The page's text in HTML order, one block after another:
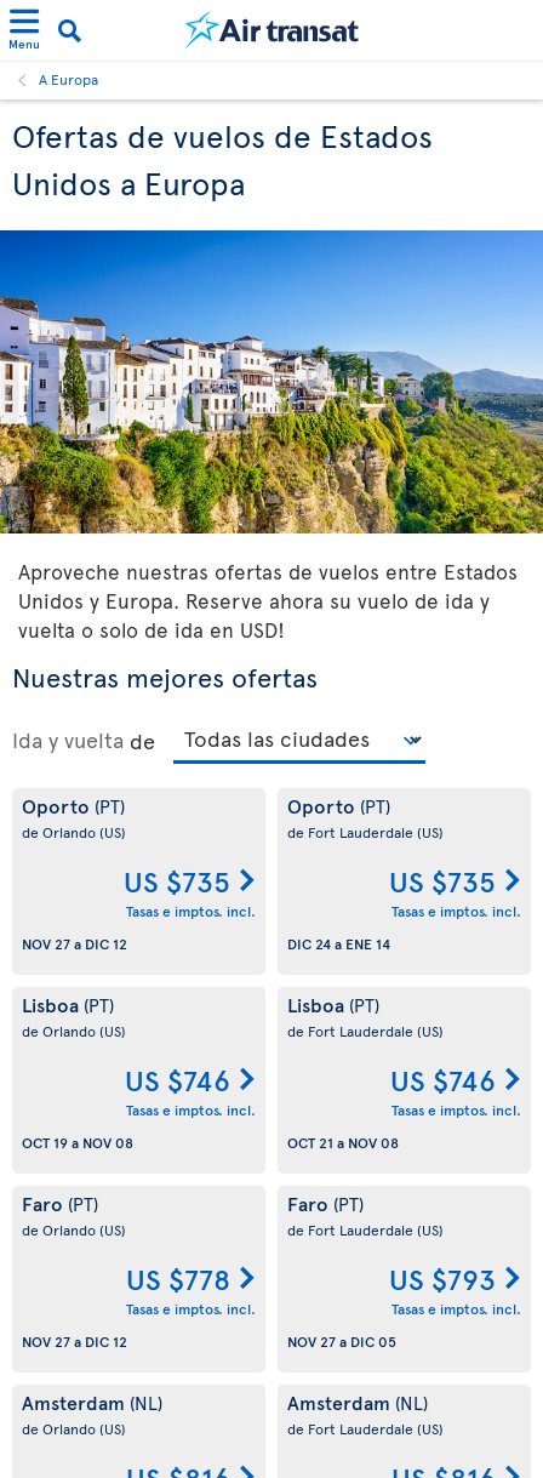
Menu
A Europa
Ofertas de vuelos de Estados
Unidos a Europa
Aproveche nuestras ofertas de vuelos entre Estados
Unidos y Europa. Reserve ahora su vuelo de ida y
vuelta o solo de ida en USD!
Nuestras mejores ofertas
Ida y vuelta de
Oporto (PT)
de Orlando(US)
US $735
Tasas e imptos. incl.
NOV 27a DIC 12
Oporto (PT)
de Fort Lauderdale (US)
US $735
Tasas e imptos. incl.
DIC 24a ENE 14
Lisboa (PT)
de Orlando(US)
US $746
Tasas e imptos. incl.
OCT 19a NOV 08
Lisboa (PT)
de Fort Lauderdale (US)
US $746
Tasas e imptos. incl.
OCT 21 a NOV 08
Faro (PT)
de Orlando(US)
US $778
Tasas e imptos. incl.
NOV 27a DIC 12
Faro (PT)
de Fort Lauderdale (US)
US $793
Tasas e imptos. incl.
NOV 27a DIC 05
Amsterdam (NL)
de Orlando(US)
Amsterdam (NL)
de Fort Lauderdale (US)